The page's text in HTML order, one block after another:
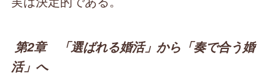
第2章 「選ばれる婚活」から「奏で合う婚
活」へ